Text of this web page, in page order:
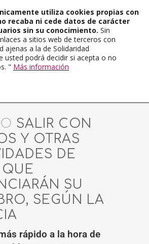
SALIR CON
Y OTRAS
DE
SU
SEGÚN LA
rápido a la hora de
utiliza cookies propias con
recaba ni cede datos de carácter
sin su conocimiento. Sin
a sitios web de terceros con
ajenas a la de Solidaridad
usted podrá decidir si acepta o no
" Más información